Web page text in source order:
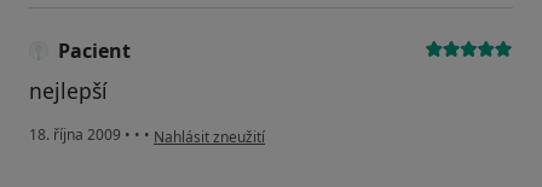
Pacient
nejlepší
18. října 2009 • • • podle názoru uživatele Pacient
Nahlásit zneužití